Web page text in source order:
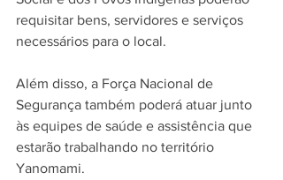
requisitar bens, servidores e serviços
necessários para o local.
Além disso, a Força Nacional de
Segurança também poderá atuar junto
às equipes de saúde e assistência que
estarão trabalhando no território
Yanomami.